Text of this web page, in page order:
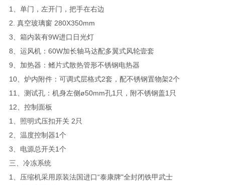
1、单门，左开门，把手在右边
2. 真空玻璃窗 280X350mm
3、箱内装有9W进口日光灯
8、运风机：60W加长轴马达配多翼式风轮壹套
9、加热器：鳍片式散热管形不锈钢电热器
10、炉内附件：可调式层格式2套，配不锈钢置物架2个
11、测试孔：机身左侧ø50mm孔1只，附不锈钢盖1只
12、控制面板
1、照明式压扣开关 2只
2、温度控制器1个
3、电源总开关1个
三、冷冻系统
1、压缩机采用原装法国进口“泰康牌"全封闭铁甲武士